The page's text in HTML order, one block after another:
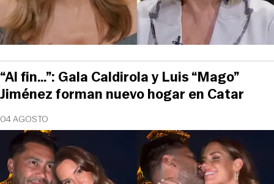
04 AGOSTO
“Al fin…”: Gala Caldirola y Luis “Mago”
Jiménez forman nuevo hogar en Catar